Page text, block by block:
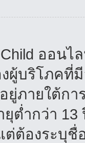
ออนไ
ผู้บริโภคที่
ยู่ภายใต้ก
ยุต่ำกว่า
ต่ต้องระบุ